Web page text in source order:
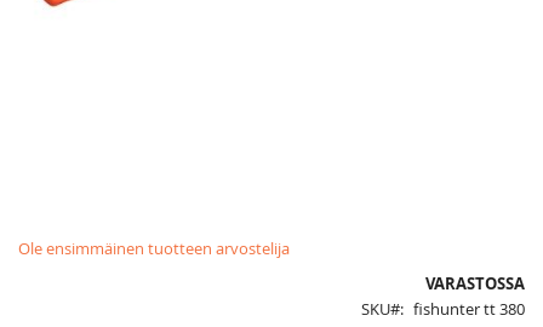
Ole ensimmäinen tuotteen arvostelija
VARASTOSSA
SKU
fishunter tt 380
to